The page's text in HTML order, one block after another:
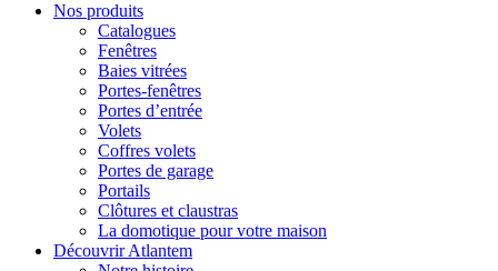
Nos produits
Catalogues
Fenêtres
Baies vitrées
Portes-fenêtres
Portes d’entrée
Volets
Coffres volets
Portes de garage
Portails
Clôtures et claustras
La domotique pour votre maison
Découvrir Atlantem